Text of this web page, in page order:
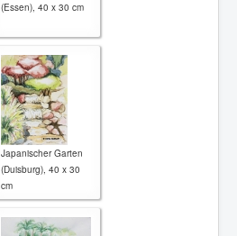
(Essen), 40 x 30 cm
Japanischer Garten
(Duisburg), 40 x 30
cm